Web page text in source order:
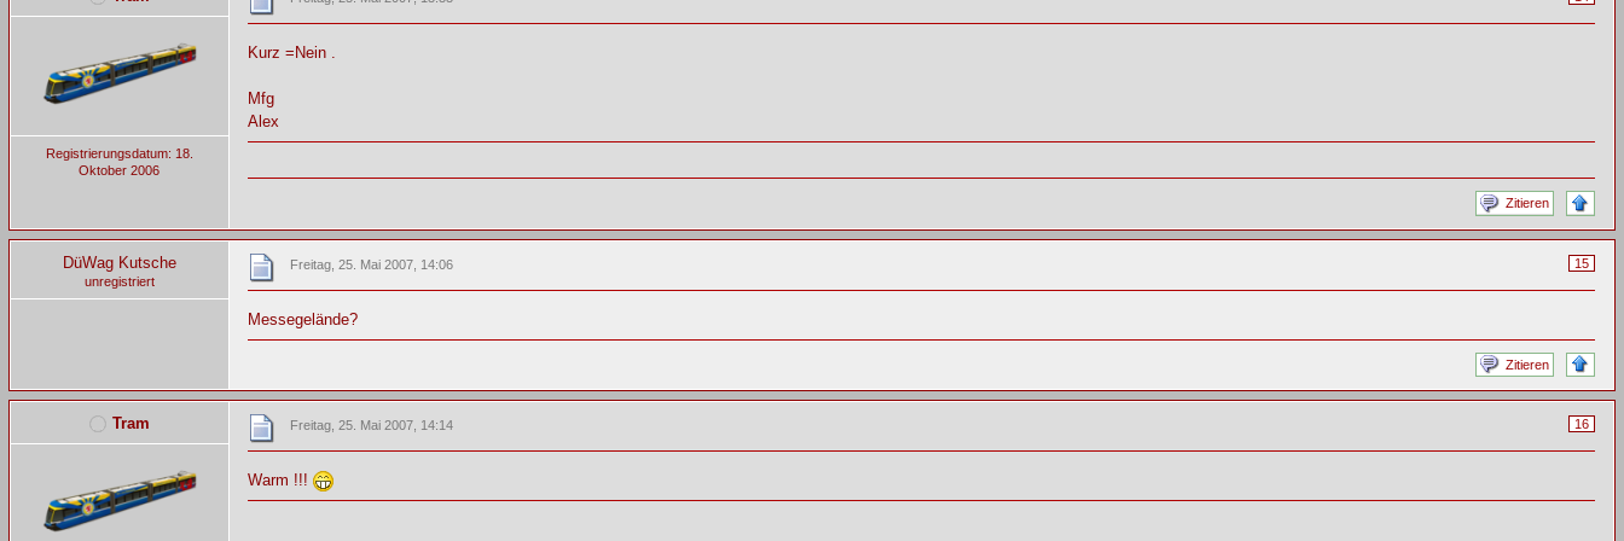
Registrierungsdatum: 18.
Oktober 2006
Kurz =Nein .
Mfg
Alex
Zitieren
DüWag Kutsche
unregistriert
15
Freitag, 25. Mai 2007, 14:06
Messegelände?
Zitieren
Tram 16
Freitag, 25. Mai 2007, 14:14
Warm !!!